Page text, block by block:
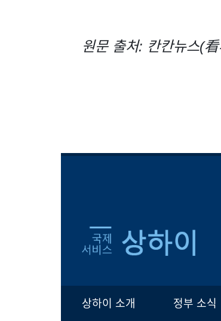
원문 출처: 칸칸뉴스(
상하이 소개 정부 소식